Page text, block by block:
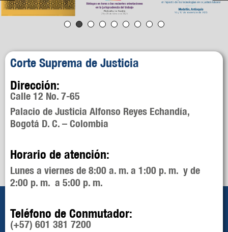
Corte Suprema de Justicia
Dirección:
Calle 12 No. 7-65
Palacio de Justicia Alfonso Reyes Echandía,
Bogotá D. C. – Colombia
Horario de atención:
Lunes a viernes de 8:00 a. m. a 1:00 p. m. y de
2:00 p. m. a 5:00 p. m.
Teléfono de Conmutador:
(+57) 601 381 7200